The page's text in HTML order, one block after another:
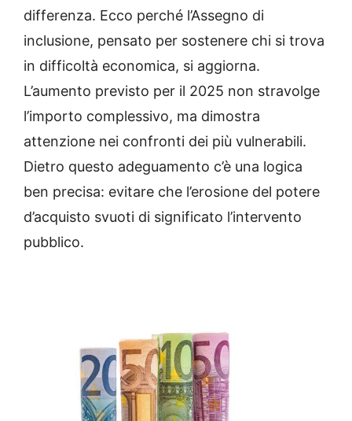
differenza. Ecco perché l’Assegno di
inclusione, pensato per sostenere chi si trova
in difficoltà economica, si aggiorna.
L’aumento previsto per il 2025 non stravolge
l’importo complessivo, ma dimostra
attenzione nei confronti dei più vulnerabili.
Dietro questo adeguamento c’è una logica
ben precisa: evitare che l’erosione del potere
d’acquisto svuoti di significato l’intervento
pubblico.